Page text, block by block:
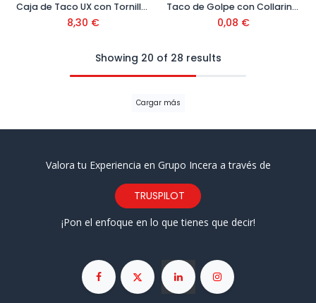
Caja de Taco UX con Tornillo 10x60 mm S/20 ( 10 uds) Ref: 94761
8,30 €
Taco de Golpe con Collarin y Tornillo Avellanados Ø5
0,08 €
Showing 20 of 28 results
Cargar más
Valora tu Experiencia en Grupo Incera a través de
TRUSPILOT
¡Pon el enfoque en lo que tienes que decir!